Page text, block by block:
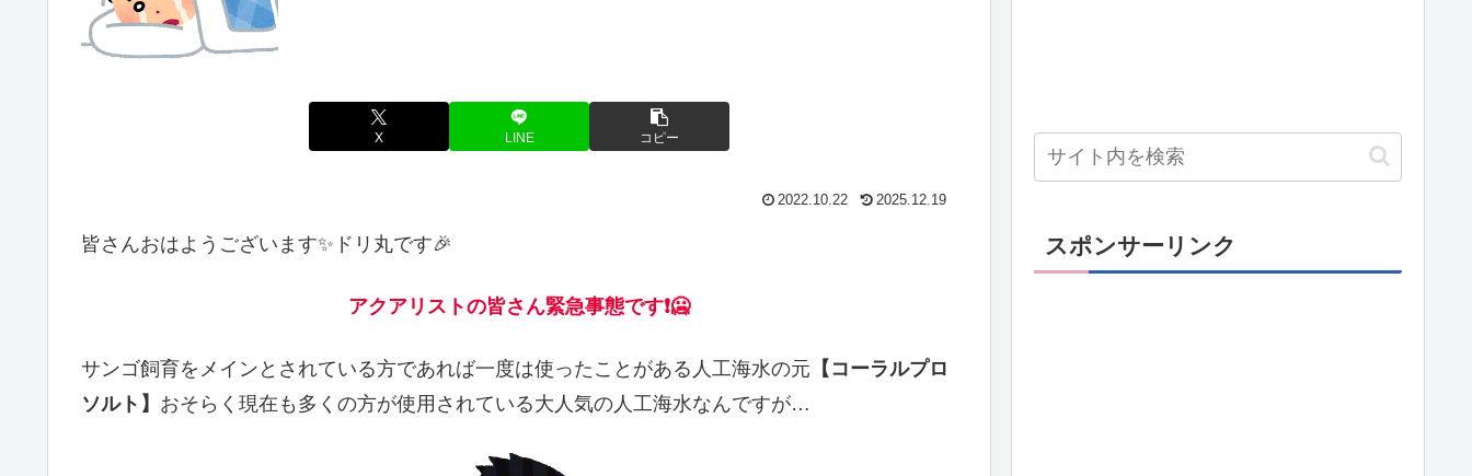
X LINE コピー
2022.10.22 2025.12.19
皆さんおはようございます✨ドリ丸です🎉
アクアリストの皆さん緊急事態です❗🥶
サンゴ飼育をメインとされている方であれば一度は使ったことがある人工海水の元 【コーラルプロ
ソルト】 おそらく現在も多くの方が使用されている大人気の人工海水なんですが…
スポンサーリンク